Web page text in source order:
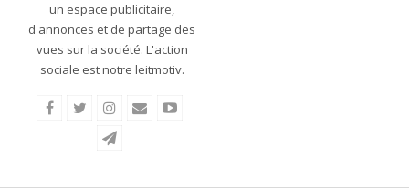
un espace publicitaire,
d'annonces et de partage des
vues sur la société. L'action
sociale est notre leitmotiv.